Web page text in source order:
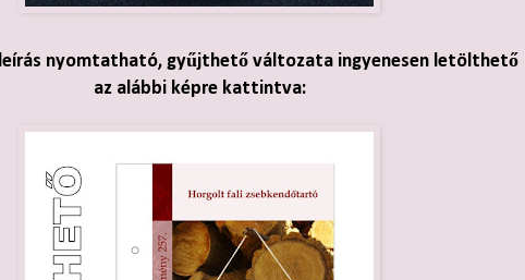
nyomtatható, gyűjthető változata ingyenesen letölthető
az alábbi képre kattintva: